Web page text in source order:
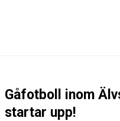
ÄLVSJÖS IDROTTSPLATSER
Gåfotboll inom
startar upp!